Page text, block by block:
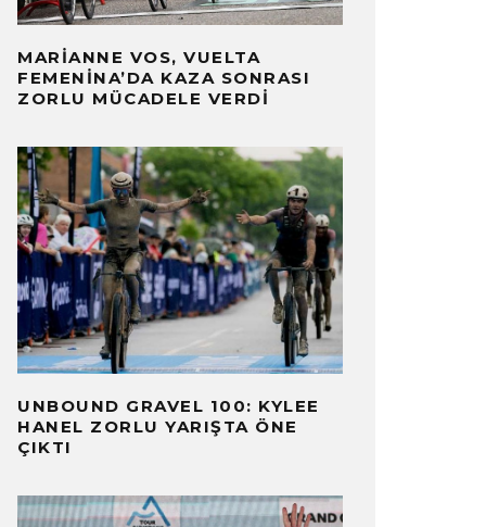
MARIANNE VOS, VUELTA
FEMENINA’DA KAZA SONRASI
ZORLU MÜCADELE VERDI
UNBOUND GRAVEL 100: KYLEE
HANEL ZORLU YARIŞTA ÖNE
ÇIKTI